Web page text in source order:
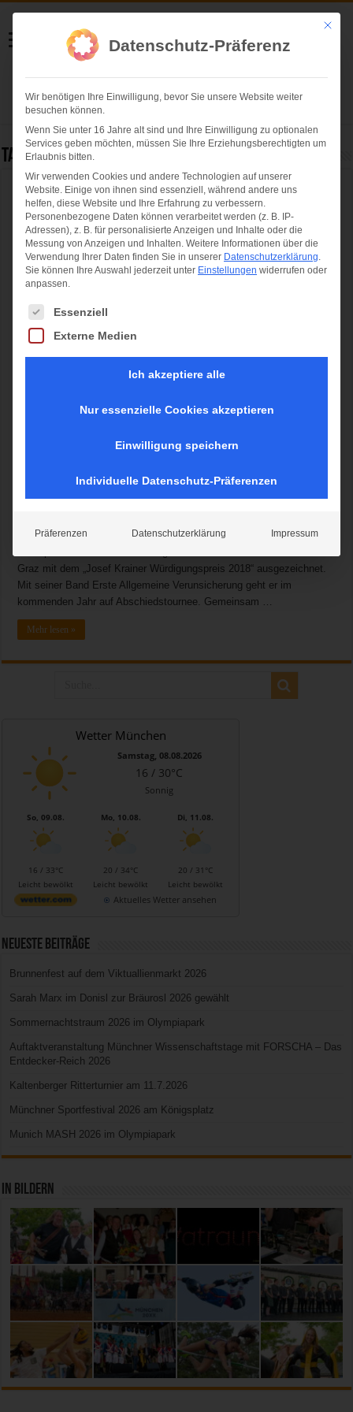
Helmut Swoboda
Fotografie
Herzlich willkommen
Tag Archives:
Vorstellung der Neuinszenierung für „Der
Watzmann ruft!“
Pressekonferenz – zur Neuinszenierung für „Der Watzmann ruft!“ –
Ambros als Mitwirkender von der Show verabschiedet. Doch nach
Fortsetzung von „Der Watzmann“ ruft unabdingbar. Und mit Mathias
Kellner konnte ein würdiger Nachfolger gefunden werden. Als
Ensemble um die drei Watzmann-Urgesteine Christoph Fälbl, Joesi
Graz mit dem „Josef Krainer Würdigungspreis 2018“ ausgezeichnet.
Mit seiner Band Erste Allgemeine Verunsicherung geht er im
kommenden Jahr auf Abschiedstournee. Gemeinsam …
Mehr lesen »
Wetter München
Samstag, 08.08.2026
16 / 30°C
Sonnig
So, 09.08.
16 / 33°C
Leicht bewölkt
Mo, 10.08.
20 / 34°C
Leicht bewölkt
Di, 11.08.
20 / 31°C
Leicht bewölkt
Aktuelles Wetter ansehen
Neueste Beiträge
Brunnenfest auf dem Viktuallienmarkt 2026
Sarah Marx im Donisl zur Bräurosl 2026 gewählt
Sommernachtstraum 2026 im Olympiapark
Auftaktveranstaltung Münchner Wissenschaftstage mit FORSCHA – Das
Entdecker-Reich 2026
Kaltenberger Ritterturnier am 11.7.2026
Münchner Sportfestival 2026 am Königsplatz
Munich MASH 2026 im Olympiapark
In Bildern
Mit
Datenschutz-Präferenz
Wir benötigen Ihre Einwilligung, bevor Sie unsere Website weiter
besuchen können.
Wenn Sie unter 16 Jahre alt sind und Ihre Einwilligung zu optionalen
Services geben möchten, müssen Sie Ihre Erziehungsberechtigten um
Erlaubnis bitten.
Wir verwenden Cookies und andere Technologien auf unserer
Website. Einige von ihnen sind essenziell, während andere uns
helfen, diese Website und Ihre Erfahrung zu verbessern.
Personenbezogene Daten können verarbeitet werden (z. B. IP-
Adressen), z. B. für personalisierte Anzeigen und Inhalte oder die
Messung von Anzeigen und Inhalten. Weitere Informationen über die
Verwendung Ihrer Daten finden Sie in unserer Datenschutzerklärung.
Sie können Ihre Auswahl jederzeit unter Einstellungen widerrufen oder
anpassen.
Es folgt eine Liste der Service-Gruppen, für die eine Einwilligung
Essenziell
Externe Medien
Ich akzeptiere alle
Nur essenzielle Cookies akzeptieren
Einwilligung speichern
Individuelle Datenschutz-Präferenzen
Präferenzen Datenschutzerklärung Impressum